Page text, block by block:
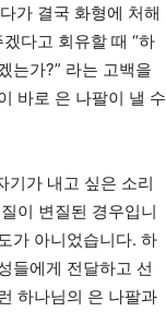
가 결국 화형에 처해
다고 회유할 때 “하
는가?” 라는 고백을
바로 은 나팔이 낼 수
기가 내고 싶은 소리
이 변질된 경우입니
가 아니었습니다. 하
들에게 전달하고 선
하나님의 은 나팔과